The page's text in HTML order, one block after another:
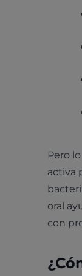
Pero
activa
oral
con